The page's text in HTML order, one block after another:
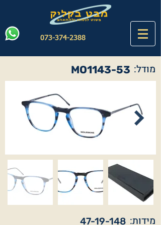
073-374-2388
MO1143-53 מודל:
47-19-148 מידות: